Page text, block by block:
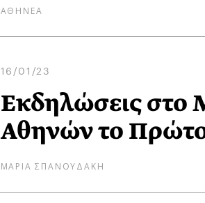
ΑΘΗΝΕΑ
16/01/23
Εκδηλώσεις
Αθηνών το
ΜΑΡΙΑ ΣΠΑΝΟΥΔΑΚΗ